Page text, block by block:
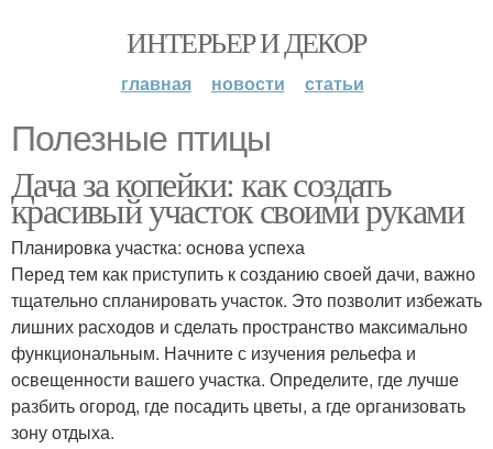
ИНТЕРЬЕР И ДЕКОР
главная новости статьи
Полезные птицы
Дача за копейки: как создать
красивый участок своими руками
Планировка участка: основа успеха
Перед тем как приступить к созданию своей дачи, важно
тщательно спланировать участок. Это позволит избежать
лишних расходов и сделать пространство максимально
функциональным. Начните с изучения рельефа и
освещенности вашего участка. Определите, где лучше
разбить огород, где посадить цветы, а где организовать
зону отдыха.